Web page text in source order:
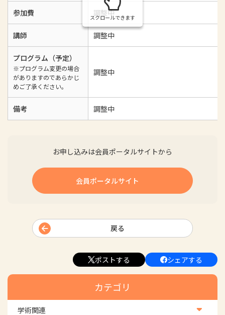
参加費 調整中
講師 調整中
プログラム（予定）
※プログラム変更の場合
がありますのであらかじ
めご了承ください。
調整中
備考 調整中
スクロールできます
お申し込みは会員ポータルサイトから
会員ポータルサイト
戻る
ポストする シェアする
カテゴリ
学術関連